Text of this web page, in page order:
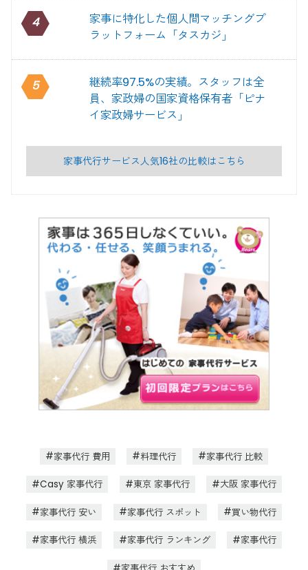
4
家事に特化した個人間マッチングプ
ラットフォーム「タスカジ」
5
継続率97.5%の実績。スタッフは全
員、家政婦の国家資格保有者「ピナ
イ家政婦サービス」
家事代行サービス人気16社の比較はこちら
家事代行 費用 料理代行 家事代行 比較
Casy 家事代行 東京 家事代行 大阪 家事代行
家事代行 安い 家事代行 スポット 買い物代行
家事代行 横浜 家事代行 ランキング 家事代行